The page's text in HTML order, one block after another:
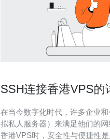
SSH连接香港VPS的
在当今数字化时代，许多企业
拟私人服务器）来满足他们的
香港VPS时，安全性与便捷性